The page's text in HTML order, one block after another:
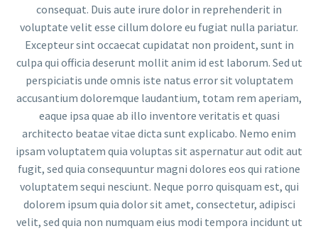
consequat. Duis aute irure dolor in reprehenderit in
voluptate velit esse cillum dolore eu fugiat nulla pariatur.
Excepteur sint occaecat cupidatat non proident, sunt in
culpa qui officia deserunt mollit anim id est laborum. Sed ut
perspiciatis unde omnis iste natus error sit voluptatem
accusantium doloremque laudantium, totam rem aperiam,
eaque ipsa quae ab illo inventore veritatis et quasi
architecto beatae vitae dicta sunt explicabo. Nemo enim
ipsam voluptatem quia voluptas sit aspernatur aut odit aut
fugit, sed quia consequuntur magni dolores eos qui ratione
voluptatem sequi nesciunt. Neque porro quisquam est, qui
dolorem ipsum quia dolor sit amet, consectetur, adipisci
velit, sed quia non numquam eius modi tempora incidunt ut